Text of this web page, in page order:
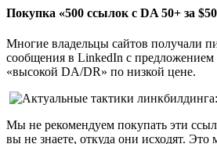
Покупка «500 ссылок с DA 50+ за
Многие владельцы сайтов получали
сообщения в LinkedIn с предложением
«высокой DA/DR» по низкой цене.
Мы не рекомендуем покупать эти
вы не знаете, откуда они исходят. Это